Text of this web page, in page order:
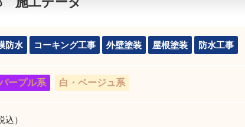
防水 コーキング工事 外壁塗装 屋根塗装 防水工事
ープル系 白・ベージュ系
込）